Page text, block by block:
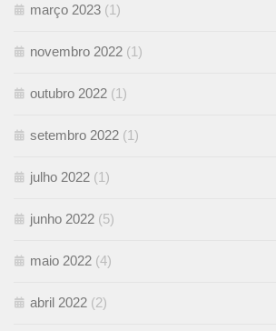
março 2023 (1)
novembro 2022 (1)
outubro 2022 (1)
setembro 2022 (1)
julho 2022 (1)
junho 2022 (5)
maio 2022 (4)
abril 2022 (2)